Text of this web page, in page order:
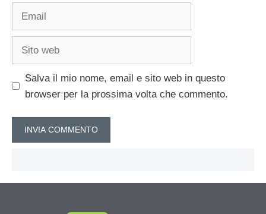
Salva il mio nome, email e sito web in questo
browser per la prossima volta che commento.